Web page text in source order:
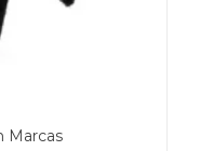
Marcas